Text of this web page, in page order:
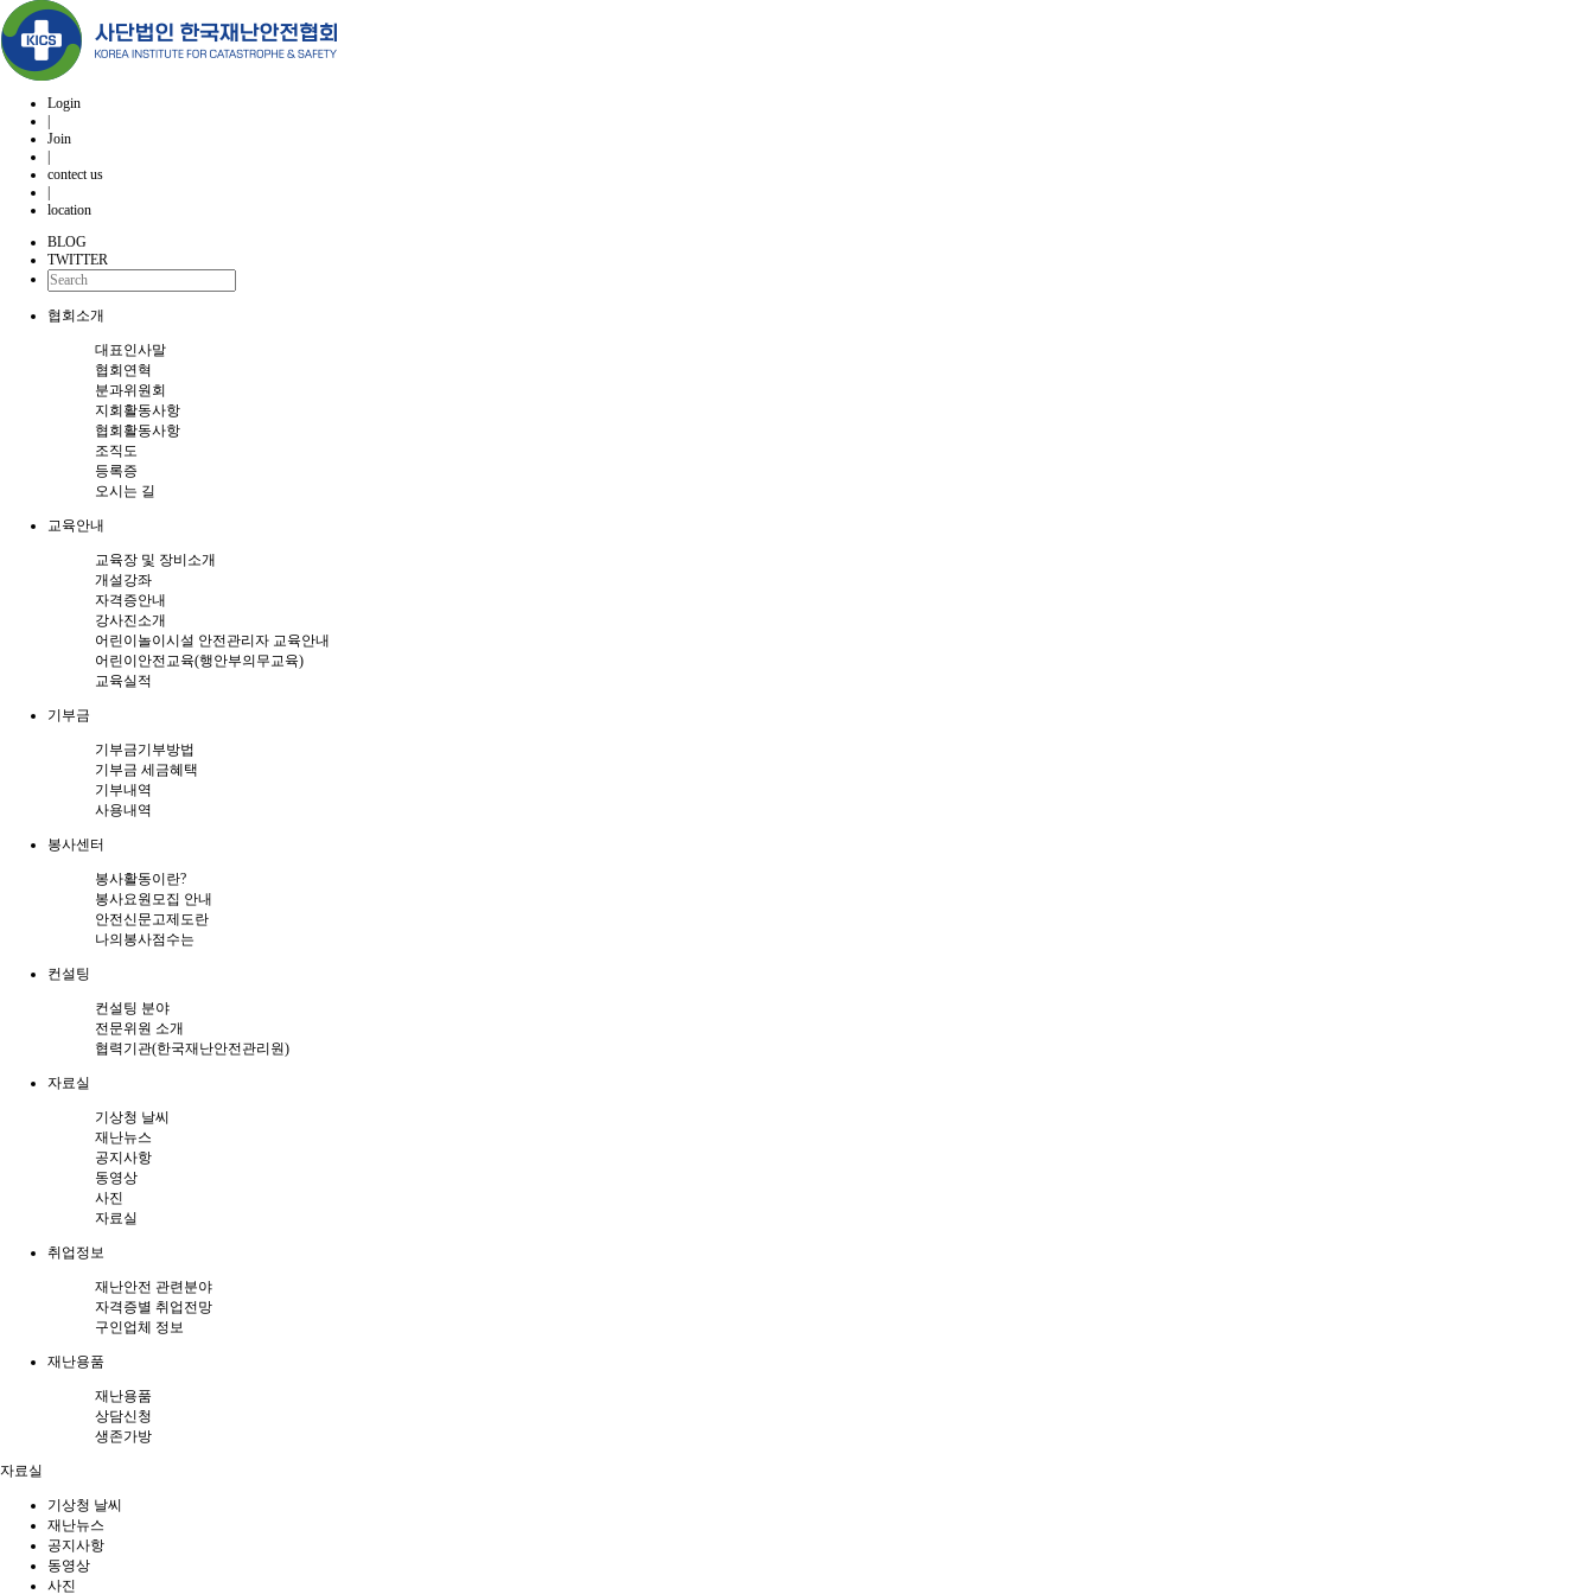
Login
Join
contect us
location
BLOG
TWITTER
협회소개
대표인사말
협회연혁
분과위원회
지회활동사항
협회활동사항
조직도
등록증
오시는 길
교육안내
교육장 및 장비소개
개설강좌
자격증안내
강사진소개
어린이놀이시설 안전관리자 교육안내
어린이안전교육(행안부의무교육)
교육실적
기부금
기부금기부방법
기부금 세금혜택
기부내역
사용내역
봉사센터
봉사활동이란?
봉사요원모집 안내
안전신문고제도란
나의봉사점수는
컨설팅
컨설팅 분야
전문위원 소개
협력기관(한국재난안전관리원)
자료실
기상청 날씨
재난뉴스
공지사항
동영상
사진
자료실
취업정보
재난안전 관련분야
자격증별 취업전망
구인업체 정보
재난용품
재난용품
상담신청
생존가방
자료실
기상청 날씨
재난뉴스
공지사항
동영상
사진